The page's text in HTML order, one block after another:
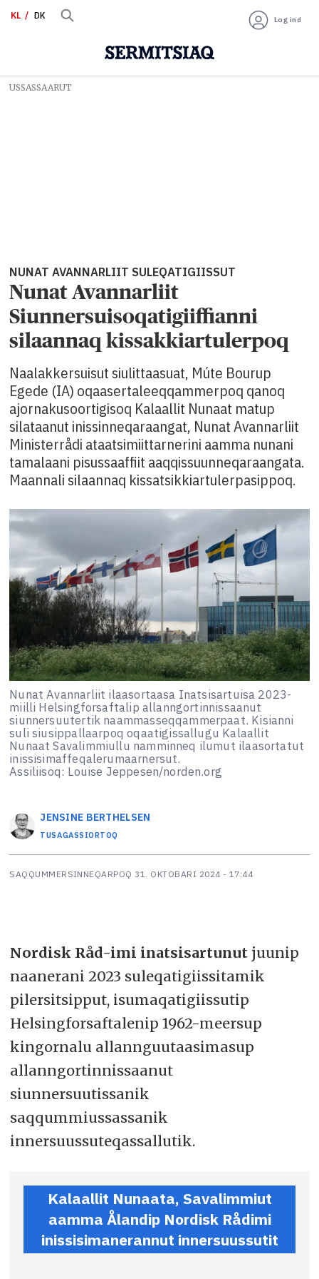
KL DK Log ind
USSASSAARUT
NUNAT AVANNARLIIT SULEQATIGIISSUT
Nunat Avannarliit
Siunnersuisoqatigiiffianni
silaannaq kissakkiartulerpoq
Naalakkersuisut siulittaasuat, Múte Bourup
Egede (IA) oqaasertaleeqqammerpoq qanoq
ajornakusoortigisoq Kalaallit Nunaat matup
silataanut inissinneqaraangat, Nunat Avannarliit
Ministerrådi ataatsimiittarnerini aamma nunani
tamalaani pisussaaffiit aaqqissuunneqaraangata.
Maannali silaannaq kissatsikkiartulerpasippoq.
Nunat Avannarliit ilaasortaasa Inatsisartuisa 2023-
miilli Helsingforsaftalip allanngortinnissaanut
siunnersuutertik naammasseqqammerpaat. Kisianni
suli siusippallaarpoq oqaatigissallugu Kalaallit
Nunaat Savalimmiullu namminneq ilumut ilaasortatut
inissisimaffeqalerumaarnersut.
Assiliisoq: Louise Jeppesen/norden.org
JENSINE BERTHELSEN
TUSAGASSIORTOQ
SAQQUMMERSINNEQARPOQ 31. OKTOBARI 2024 - 17:44
Nordisk Råd-imi inatsisartunutjuunip
naanerani 2023 suleqatigiissitamik
pilersitsipput, isumaqatigiissutip
Helsingforsaftalenip 1962-meersup
kingornalu allannguutaasimasup
allanngortinnissaanut
siunnersuutissanik
saqqummiussassanik
innersuussuteqassallutik.
Kalaallit Nunaata, Savalimmiut
aamma Ålandip Nordisk Rådimi
inissisimanerannut innersuussutit